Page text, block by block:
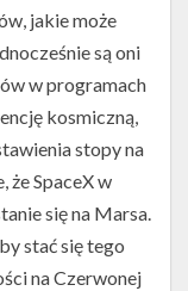
jakie może
są oni
w programach
kosmiczną,
stopy na
że SpaceX w
się na Marsa.
stać się tego
na Czerwonej